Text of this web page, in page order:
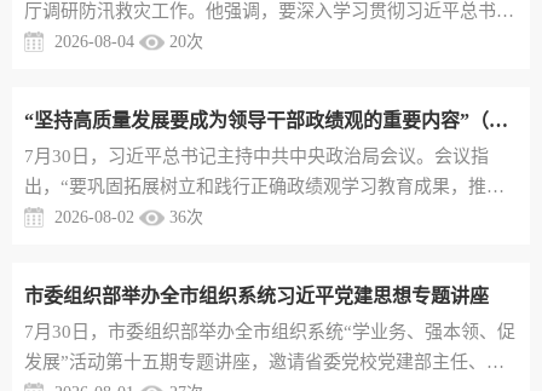
要持续加强党的创...
厅调研防汛救灾工作。他强调，要深入学习贯彻习近平总书记
关于防灾减灾救灾的重要论述，认真落实省委十四届十次全会
省安全度汛，全力维护人民群众生命财产安全。赵一德首先来
到省自然资源厅地质灾害应急指挥中心，察看监测预警平台运
行，通过视频连线听取...
2026-08-04 20次
“坚持高质量发展要成为领导干部政绩观的重要内容”（总书记的人民情怀）
7月30日，习近平总书记主持中共中央政治局会议。会议指
出，“要巩固拓展树立和践行正确政绩观学习教育成果，推动
各级领导干部以更加昂扬向上的精气神，不断创造高质量发展
观的重要内容。”以正确政绩观引领高质量发展，确保接续推
进中国式现代化建设。培育发展未来产业，是高质量发展的方
向之一。1月30日，习...
2026-08-02 36次
市委组织部举办全市组织系统习近平党建思想专题讲座
7月30日，市委组织部举办全市组织系统“学业务、强本领、促
发展”活动第十五期专题讲座，邀请省委党校党建部主任、教